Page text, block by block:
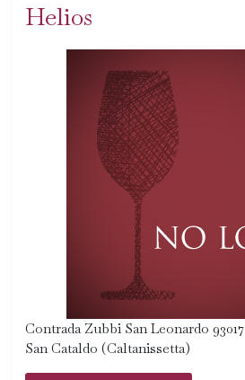
Helios
Contrada Zubbi San Leonardo 93017
San Cataldo (Caltanissetta)